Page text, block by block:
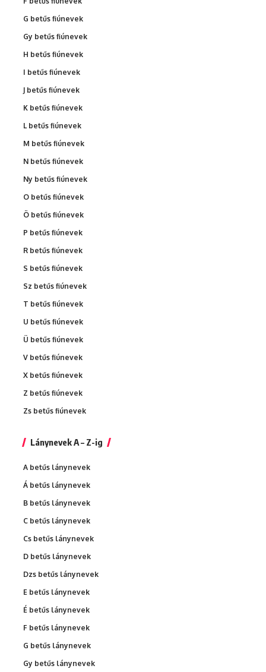
G betűs fiúnevek
Gy betűs fiúnevek
H betűs fiúnevek
I betűs fiúnevek
J betűs fiúnevek
K betűs fiúnevek
L betűs fiúnevek
M betűs fiúnevek
N betűs fiúnevek
Ny betűs fiúnevek
O betűs fiúnevek
Ö betűs fiúnevek
P betűs fiúnevek
R betűs fiúnevek
S betűs fiúnevek
Sz betűs fiúnevek
T betűs fiúnevek
U betűs fiúnevek
Ü betűs fiúnevek
V betűs fiúnevek
X betűs fiúnevek
Z betűs fiúnevek
Zs betűs fiúnevek
Lánynevek A – Z-ig
A betűs lánynevek
Á betűs lánynevek
B betűs lánynevek
C betűs lánynevek
Cs betűs lánynevek
D betűs lánynevek
Dzs betűs lánynevek
E betűs lánynevek
É betűs lánynevek
F betűs lánynevek
G betűs lánynevek
Gy betűs lánynevek